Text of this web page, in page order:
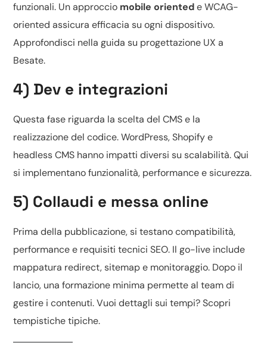
funzionali. Un approccio mobile orientede WCAG-
oriented assicura efficacia su ogni dispositivo.
Approfondisci nella guida su progettazione UX a
Besate.
4) Dev e integrazioni
Questa fase riguarda la scelta del CMS e la
realizzazione del codice.WordPress, Shopify e
headless CMS hanno impatti diversi su scalabilità. Qui
si implementano funzionalità, performance e sicurezza.
5) Collaudi e messa online
Prima della pubblicazione, si testano compatibilità,
performance e requisiti tecnici SEO. Il go-live include
mappatura redirect, sitemap e monitoraggio. Dopo il
lancio, una formazione minima permette al team di
gestire i contenuti. Vuoi dettagli sui tempi? Scopri
tempistiche tipiche.